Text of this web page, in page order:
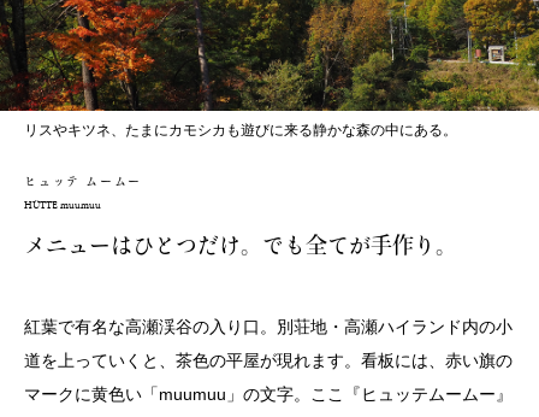
リスやキツネ、たまにカモシカも遊びに来る静かな森の中にある。
ヒュッテ ムームー
HÜTTE muumuu
メニューはひとつだけ。でも全てが手作り。
紅葉で有名な高瀬渓谷の入り口。別荘地・高瀬ハイランド内の小
道を上っていくと、茶色の平屋が現れます。看板には、赤い旗の
マークに黄色い「muumuu」の文字。ここ『ヒュッテムームー』